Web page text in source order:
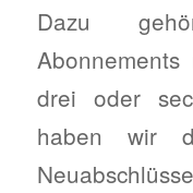
Dazu
drei oder
haben wir